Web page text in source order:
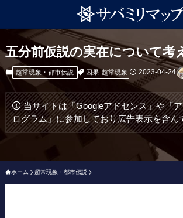
五分前仮説の実在について考
超常現象・都市伝説 因果 超常現象 2023-04-24
当サイトは「Googleアドセンス」や「
ログラム」に参加しており広告表示を含ん
ホーム 超常現象・都市伝説